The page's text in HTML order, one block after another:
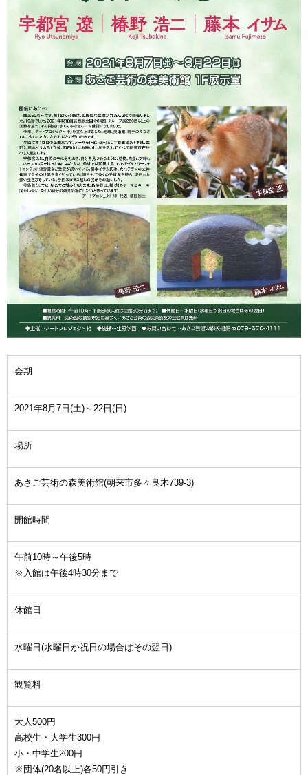
会期
2021年8月7日(土)～22日(日)
場所
あさご芸術の森美術館(朝来市多々良木739-3)
開館時間
午前10時～午後5時
※入館は午後4時30分まで
休館日
水曜日(水曜日か祝日の場合はその翌日)
観覧料
大人500円
高校生・大学生300円
小・中学生200円
※団体(20名以上)各50円引き